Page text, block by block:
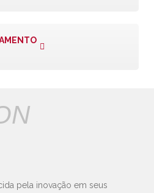
pela inovação em seus